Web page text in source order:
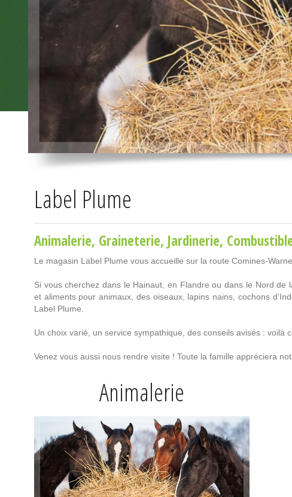
Label Plume
Animalerie, Graineterie, Jardinerie,
Le magasin Label Plume vous accueille sur la route Comines-
Si vous cherchez dans le Hainaut, en Flandre ou dans le Nord
et aliments pour animaux, des oiseaux, lapins nains, cochons
Label Plume.
Un choix varié, un service sympathique, des conseils avisés : voilà
Venez vous aussi nous rendre visite ! Toute la famille appréciera
Animalerie